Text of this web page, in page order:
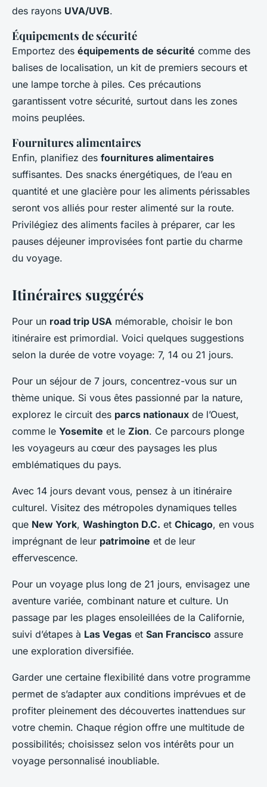
des rayons UVA/UVB.
Équipements de sécurité
Emportez des équipements de sécurité comme des
balises de localisation, un kit de premiers secours et
une lampe torche à piles. Ces précautions
garantissent votre sécurité, surtout dans les zones
moins peuplées.
Fournitures alimentaires
Enfin, planifiez des fournitures alimentaires
suffisantes. Des snacks énergétiques, de l’eau en
quantité et une glacière pour les aliments périssables
seront vos alliés pour rester alimenté sur la route.
Privilégiez des aliments faciles à préparer, car les
pauses déjeuner improvisées font partie du charme
du voyage.
Itinéraires suggérés
Pour un road trip USA mémorable, choisir le bon
itinéraire est primordial. Voici quelques suggestions
selon la durée de votre voyage: 7, 14 ou 21 jours.
Pour un séjour de 7 jours, concentrez-vous sur un
thème unique. Si vous êtes passionné par la nature,
explorez le circuit des parcs nationaux de l’Ouest,
comme le Yosemite et le Zion. Ce parcours plonge
les voyageurs au cœur des paysages les plus
emblématiques du pays.
Avec 14 jours devant vous, pensez à un itinéraire
culturel. Visitez des métropoles dynamiques telles
que New York, Washington D.C. et Chicago, en vous
imprégnant de leur patrimoine et de leur
effervescence.
Pour un voyage plus long de 21 jours, envisagez une
aventure variée, combinant nature et culture. Un
passage par les plages ensoleillées de la Californie,
suivi d’étapes à Las Vegas et San Francisco assure
une exploration diversifiée.
Garder une certaine flexibilité dans votre programme
permet de s’adapter aux conditions imprévues et de
profiter pleinement des découvertes inattendues sur
votre chemin. Chaque région offre une multitude de
possibilités; choisissez selon vos intérêts pour un
voyage personnalisé inoubliable.